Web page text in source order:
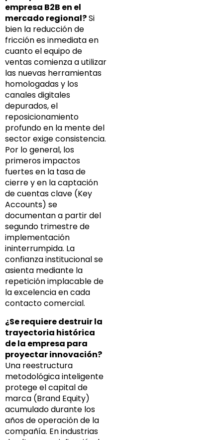
empresa B2B en el
mercado regional?Si
bien la reducción de
fricción es inmediata en
cuanto el equipo de
ventas comienza a utilizar
las nuevas herramientas
homologadas y los
canales digitales
depurados, el
reposicionamiento
profundo en la mente del
sector exige consistencia.
Por lo general, los
primeros impactos
fuertes en la tasa de
cierre y en la captación
de cuentas clave (Key
Accounts) se
documentan a partir del
segundo trimestre de
implementación
ininterrumpida. La
confianza institucional se
asienta mediante la
repetición implacable de
la excelencia en cada
contacto comercial.
¿Se requiere destruir la
trayectoria histórica
de la empresa para
proyectar innovación?
Una reestructura
metodológica inteligente
protege el capital de
marca (Brand Equity)
acumulado durante los
años de operación de la
compañía. En industrias